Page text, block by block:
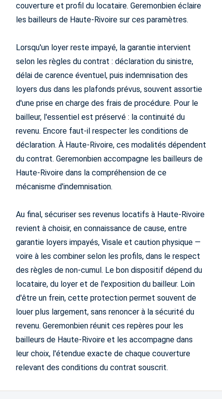
couverture et profil du locataire. Geremonbien éclaire
les bailleurs de Haute-Rivoire sur ces paramètres.
Lorsqu'un loyer reste impayé, la garantie intervient
selon les règles du contrat : déclaration du sinistre,
délai de carence éventuel, puis indemnisation des
loyers dus dans les plafonds prévus, souvent assortie
d'une prise en charge des frais de procédure. Pour le
bailleur, l'essentiel est préservé : la continuité du
revenu. Encore faut-il respecter les conditions de
déclaration. À Haute-Rivoire, ces modalités dépendent
du contrat. Geremonbien accompagne les bailleurs de
Haute-Rivoire dans la compréhension de ce
mécanisme d'indemnisation.
Au final, sécuriser ses revenus locatifs à Haute-Rivoire
revient à choisir, en connaissance de cause, entre
garantie loyers impayés, Visale et caution physique —
voire à les combiner selon les profils, dans le respect
des règles de non-cumul. Le bon dispositif dépend du
locataire, du loyer et de l'exposition du bailleur. Loin
d'être un frein, cette protection permet souvent de
louer plus largement, sans renoncer à la sécurité du
revenu. Geremonbien réunit ces repères pour les
bailleurs de Haute-Rivoire et les accompagne dans
leur choix, l'étendue exacte de chaque couverture
relevant des conditions du contrat souscrit.